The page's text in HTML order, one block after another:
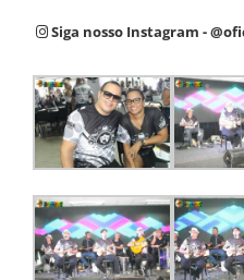
Siga nosso Instagram -